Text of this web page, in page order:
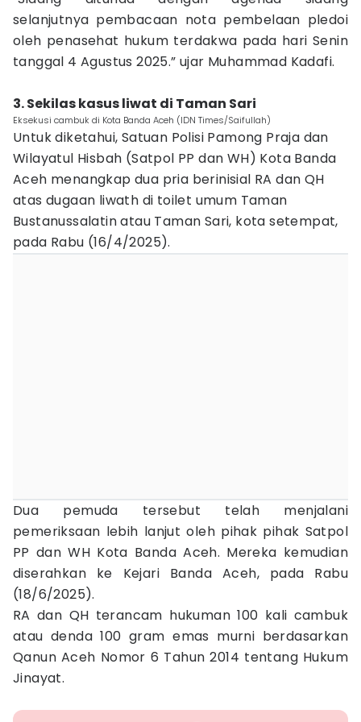
selanjutnya pembacaan nota pembelaan pledoi
oleh penasehat hukum terdakwa pada hari Senin
tanggal 4 Agustus 2025.” ujar Muhammad Kadafi.
3. Sekilas kasus liwat di Taman Sari
Eksekusi cambuk di Kota Banda Aceh (IDN Times/Saifullah)
Untuk diketahui, Satuan Polisi Pamong Praja dan
Wilayatul Hisbah (Satpol PP dan WH) Kota Banda
Aceh menangkap dua pria berinisial RA dan QH
atas dugaan liwath di toilet umum Taman
Bustanussalatin atau Taman Sari, kota setempat,
pada Rabu (16/4/2025).
Dua pemuda tersebut telah menjalani
pemeriksaan lebih lanjut oleh pihak pihak Satpol
PP dan WH Kota Banda Aceh. Mereka kemudian
diserahkan ke Kejari Banda Aceh, pada Rabu
(18/6/2025).
RA dan QH terancam hukuman 100 kali cambuk
atau denda 100 gram emas murni berdasarkan
Qanun Aceh Nomor 6 Tahun 2014 tentang Hukum
Jinayat.